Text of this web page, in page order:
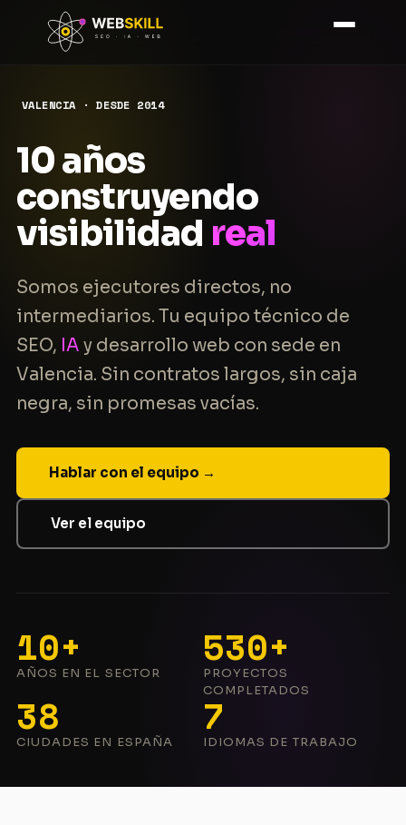
VALENCIA · DESDE 2014
10 años
construyendo
visibilidad real
Somos ejecutores directos, no
intermediarios. Tu equipo técnico de
SEO, IA y desarrollo web con sede en
Valencia. Sin contratos largos, sin caja
negra, sin promesas vacías.
Hablar con el equipo →
Ver el equipo
10+
AÑOS EN EL SECTOR
530+
PROYECTOS
COMPLETADOS
38
CIUDADES EN ESPAÑA
7
IDIOMAS DE TRABAJO